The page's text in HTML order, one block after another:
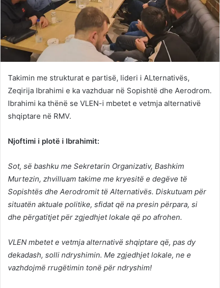
Takimin me strukturat e partisë, lideri i ALternativës,
Zeqirija Ibrahimi e ka vazhduar në Sopishtë dhe Aerodrom.
Ibrahimi ka thënë se VLEN-i mbetet e vetmja alternativë
shqiptare në RMV.
Njoftimi i plotë i Ibrahimit:
Sot, së bashku me Sekretarin Organizativ, Bashkim
Murtezin, zhvilluam takime me kryesitë e degëve të
Sopishtës dhe Aerodromit të Alternativës. Diskutuam për
situatën aktuale politike, sfidat që na presin përpara, si
dhe përgatitjet për zgjedhjet lokale që po afrohen.
VLEN mbetet e vetmja alternativë shqiptare që, pas dy
dekadash, solli ndryshimin. Me zgjedhjet lokale, ne e
vazhdojmë rrugëtimin tonë për ndryshim!